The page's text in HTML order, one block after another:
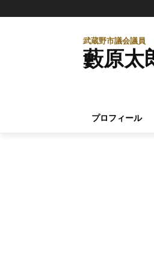
武蔵野市議会議員
藪原太
プロフィール